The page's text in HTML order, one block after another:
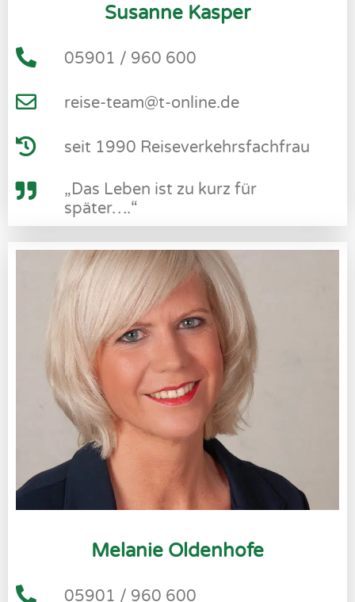
Susanne Kasper
05901 / 960 600
reise-team@t-online.de
seit 1990 Reiseverkehrsfachfrau
„Das Leben ist zu kurz für
später….“
Melanie Oldenhofe
05901 / 960 600